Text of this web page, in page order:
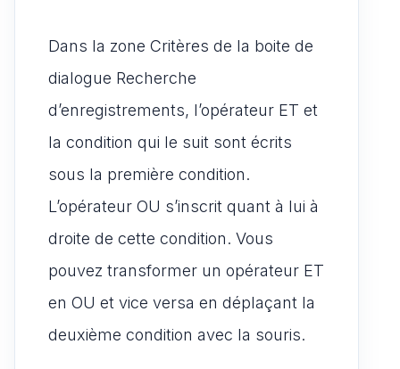
Dans la zone Critères de la boite de
dialogue Recherche
d’enregistrements, l’opérateur ET et
la condition qui le suit sont écrits
sous la première condition.
L’opérateur OU s’inscrit quant à lui à
droite de cette condition. Vous
pouvez transformer un opérateur ET
en OU et vice versa en déplaçant la
deuxième condition avec la souris.